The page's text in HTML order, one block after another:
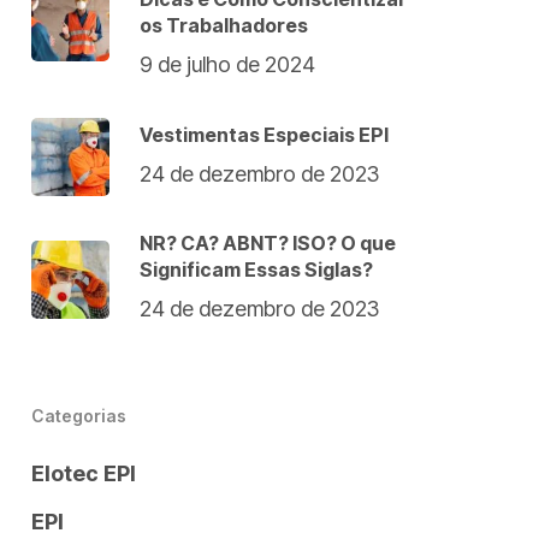
os Trabalhadores
9 de julho de 2024
Vestimentas Especiais EPI
24 de dezembro de 2023
NR? CA? ABNT? ISO? O que
Significam Essas Siglas?
24 de dezembro de 2023
Categorias
Elotec EPI
EPI